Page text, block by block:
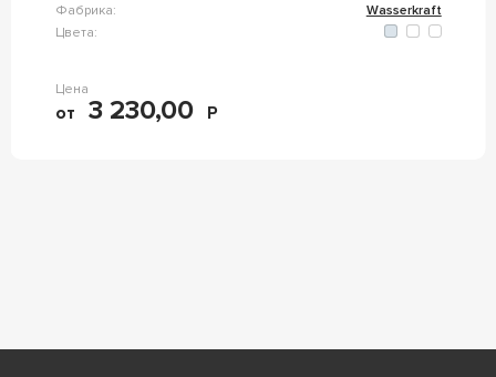
Фабрика:
Wasserkraft
Цвета:
Цена
от 3 230,00 Р